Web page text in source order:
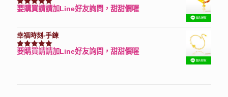
評分7740滿分 5
要購買請請加Line好友詢問，甜甜價喔
幸福時刻-手鍊
評分3150滿分 5
要購買請請加Line好友詢問，甜甜價喔